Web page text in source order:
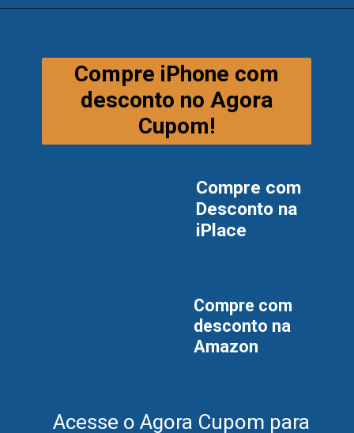
Compre iPhone com
desconto no Agora
Cupom!
Acesse o Agora Cupom para
Compre com
Desconto na
iPlace
Compre com
desconto na
Amazon